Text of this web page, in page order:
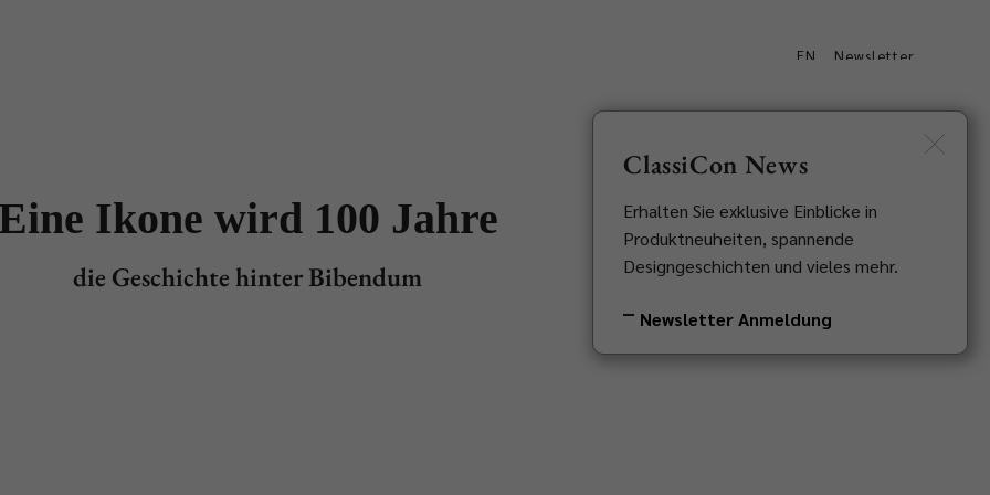
EN Newsletter
Ikone wird 100 Jahre
die Geschichte hinter Bibendum
ClassiCon News
Erhalten Sie exklusive Einblicke in
Produktneuheiten, spannende
Designgeschichten und vieles mehr.
Newsletter Anmeldung